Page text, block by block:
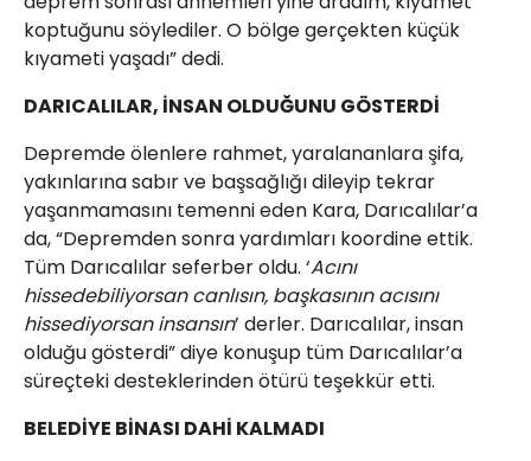
koptuğunu söylediler. O bölge gerçekten küçük
kıyameti yaşadı” dedi.
DARICALILAR, İNSAN OLDUĞUNU GÖSTERDİ
Depremde ölenlere rahmet, yaralananlara şifa,
yakınlarına sabır ve başsağlığı dileyip tekrar
yaşanmamasını temenni eden Kara, Darıcalılar’a
da, “Depremden sonra yardımları koordine ettik.
Tüm Darıcalılar seferber oldu. ‘Acını
hissedebiliyorsan canlısın, başkasının acısını
hissediyorsan insansın’ derler. Darıcalılar, insan
olduğu gösterdi” diye konuşup tüm Darıcalılar’a
süreçteki desteklerinden ötürü teşekkür etti.
BELEDİYE BİNASI DAHİ KALMADI